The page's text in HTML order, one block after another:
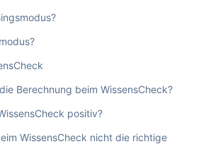
Berechnung beim WissensCheck?
positiv?
WissensCheck nicht die richtige